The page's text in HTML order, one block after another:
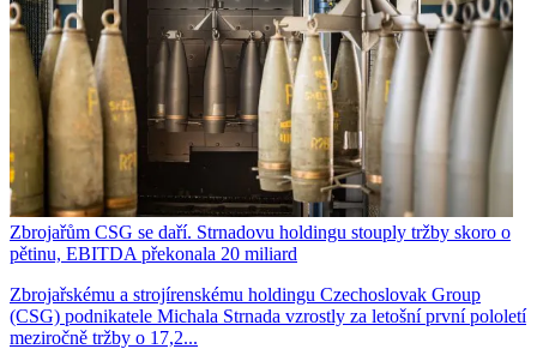
Zbrojařům CSG se daří. Strnadovu holdingu stouply tržby skoro o
pětinu, EBITDA překonala 20 miliard
Zbrojařskému a strojírenskému holdingu Czechoslovak Group
(CSG) podnikatele Michala Strnada vzrostly za letošní první pololetí
meziročně tržby o 17,2...